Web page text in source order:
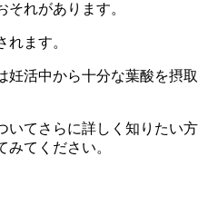
それがあります。
ます。
妊活中から十分な葉酸を摂取
いてさらに詳しく知りたい方
てください。